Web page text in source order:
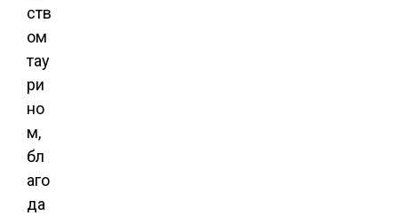
ств
ом
тау
ри
но
м,
бл
аго
да